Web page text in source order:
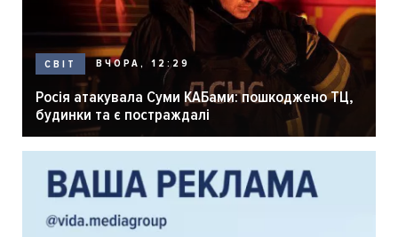
СВІТ ВЧОРА, 12:29
Росія атакувала Суми КАБами: пошкоджено ТЦ,
будинки та є постраждалі